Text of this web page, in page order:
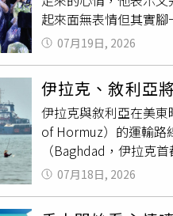
爭所需的基礎設施，
能力。中國在20世紀
（InternationalEnergy
險。白宮在被要求回
並提出逐步脫離相關
國稀土產業投資一直
品大量供應市場，導致
並致力於維持市場穩
為RapidSX的加工技術
原本計畫在2025年開
氣是大型核反應爐「
科公司」（Cameco）
（Bechtel）、BWXT
美國核能企業將持續
國。」然而，民主黨
在對伊朗展開轟炸行
議員墨菲（Chris
畫的意願。」報導補
Agency）的資料，該
大的產油國。
起來面無表情但其實
唱功，其中談到親自
三塊錢時，依然不離
水」。面對突如其來
人陪著我，一起度過
唱到一半，他決定放下
備的生日蛋糕，並帶
想來送上祝福：「希
鴻則感動直呼快哭了
相信音樂提供）
07月19日, 2026
伊拉克、敘利亞
伊拉克與敘利亞在美
of Hormuz）的運輸路
（Baghdad，伊拉克
美國能源部長萊特（
執行長納斯爾（
（Youssef Qablawi
07月18日, 2026